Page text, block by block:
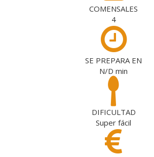
COMENSALES
4
SE PREPARA EN
N/D min
DIFICULTAD
Super fácil